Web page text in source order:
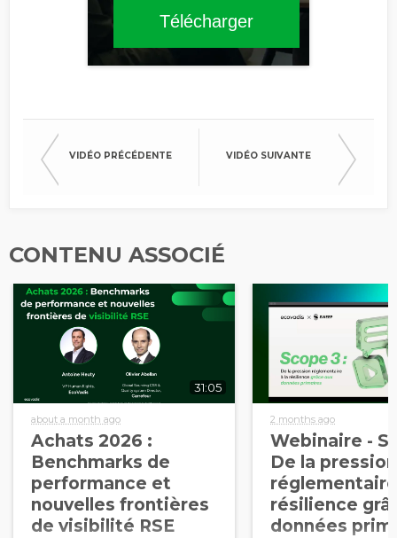
Télécharger
VIDÉO PRÉCÉDENTE VIDÉO SUIVANTE
CONTENU ASSOCIÉ
31:05
about a month ago
Achats 2026 :
Benchmarks de
performance et
nouvelles frontières
de visibilité RSE
2 months ago
Webinaire -
De la pression
résilience
données